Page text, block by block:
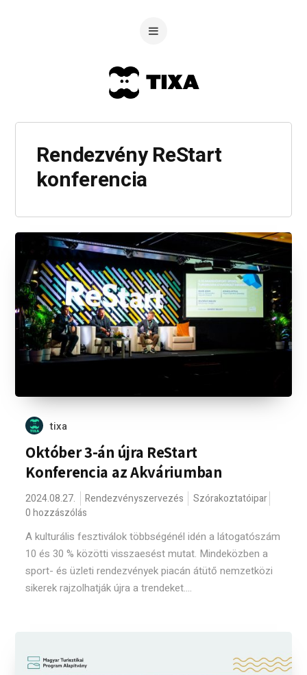
Rendezvény ReStart
konferencia
tixa
Október 3-án újra ReStart
Konferencia az Akváriumban
2024.08.27. Rendezvényszervezés
Szórakoztatóipar
0 hozzászólás
A kulturális fesztiválok többségénél idén a látogatószám
10 és 30 % közötti visszaesést mutat. Mindeközben a
sport- és üzleti rendezvények piacán átütő nemzetközi
sikerek rajzolhatják újra a trendeket....